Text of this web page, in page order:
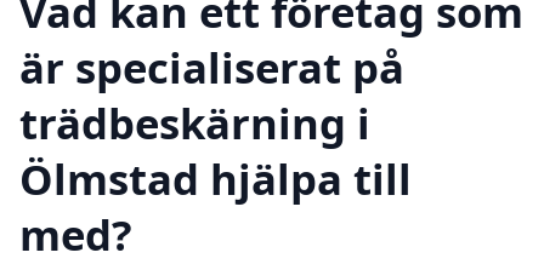
är specialiserat på
trädbeskärning i
Ölmstad hjälpa till
med?